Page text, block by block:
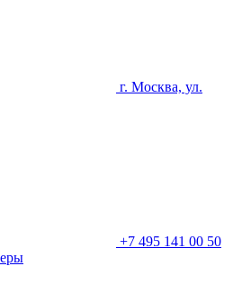
г. Москва, ул.
+7 495 141 00 50